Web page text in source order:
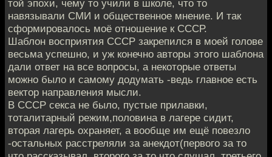
той эпохи, чему то учили в школе, что то
навязывали СМИ и общественное мнение. И так
сформировалось моё отношение к СССР.
Шаблон восприятия СССР закрепился в моей голове
весьма успешно, и уж конечно авторы этого шаблона
дали ответ на все вопросы, а некоторые ответы
можно было и самому додумать -ведь главное есть
вектор направления мысли.
В СССР секса не было, пустые прилавки,
тоталитарный режим,половина в лагере сидит,
вторая лагерь охраняет, а вообще им ещё повезло
-остальных расстреляли за анекдот(первого за то